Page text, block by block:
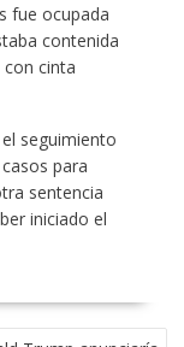
fue ocupada
contenida
cinta
seguimiento
para
sentencia
iniciado el